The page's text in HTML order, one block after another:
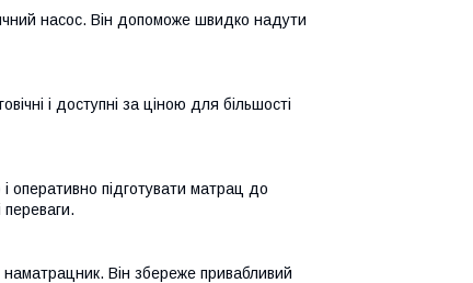
насос. Він допоможе швидко надути
і доступні за ціною для більшості
оперативно підготувати матрац до
переваги.
Він збереже привабливий